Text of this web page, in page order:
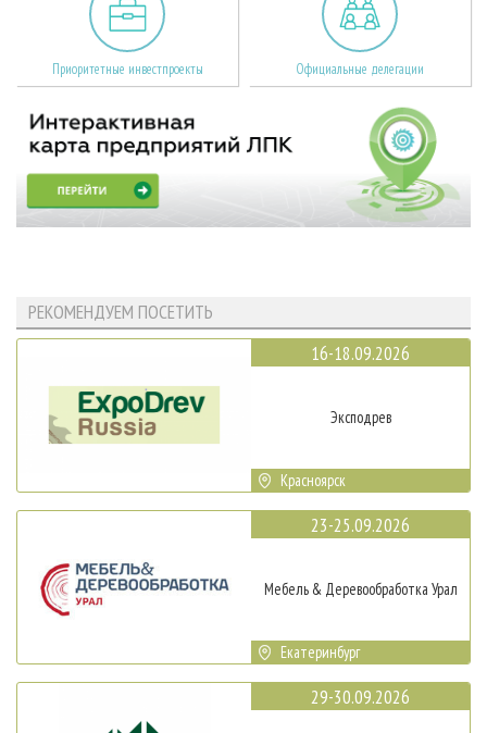
Приоритетные инвестпроекты Официальные делегации
РЕКОМЕНДУЕМ ПОСЕТИТЬ
16-18.09.2026
Эксподрев
Красноярск
23-25.09.2026
Мебель & Деревообработка Урал
Екатеринбург
29-30.09.2026